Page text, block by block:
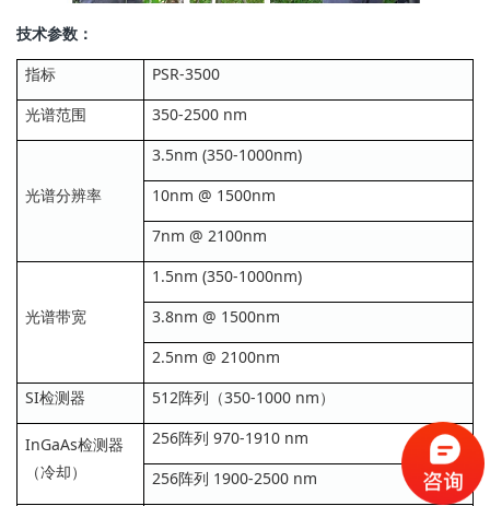
技术参数：
指标
PSR-3500
光谱范围
350-2500 nm
光谱分辨率
3.5nm (350-1000nm)
10nm @ 1500nm
7nm @ 2100nm
光谱带宽
1.5nm (350-1000nm)
3.8nm @ 1500nm
2.5nm @ 2100nm
SI检测器
512阵列（350-1000 nm）
InGaAs检测器
（冷却）
256阵列 970-1910 nm
256阵列 1900-2500 nm